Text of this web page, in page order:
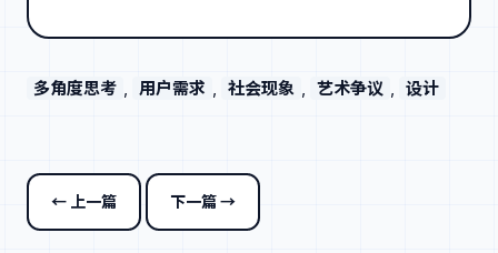
多角度思考 , 用户需求 , 社会现象 , 艺术争议 , 设计
← 上一篇 下一篇 →